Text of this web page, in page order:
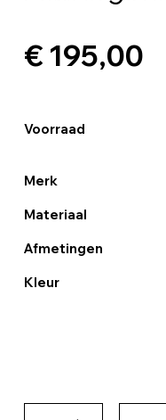
€ 195,00
Voorraad
Merk
Materiaal
Afmetingen
Kleur